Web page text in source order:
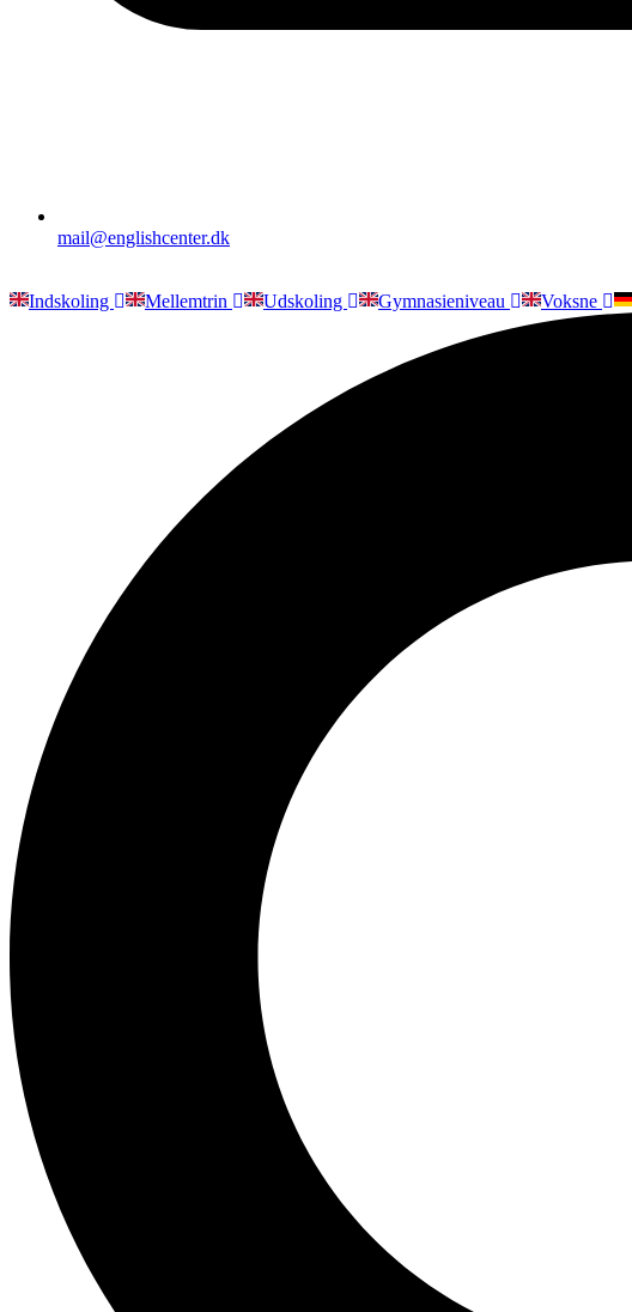
mail@englishcenter.dk
Indskoling Mellemtrin Udskoling Gymnasieniveau Voksne